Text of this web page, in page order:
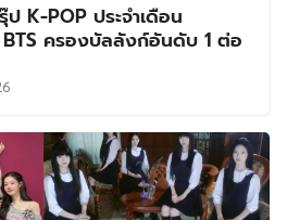
K-POP ประจำเดือน
ครองบัลลังก์อันดับ 1 ต่อ